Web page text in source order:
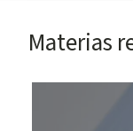
Materias